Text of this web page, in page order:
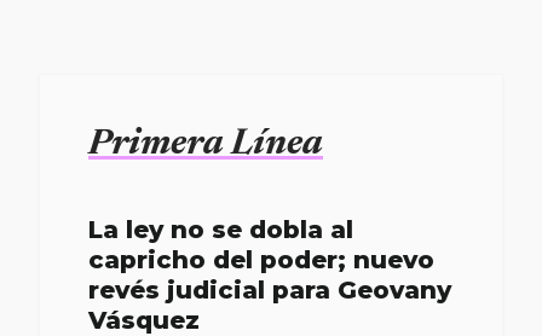
Primera Línea
La ley no se dobla al
capricho del poder; nuevo
revés judicial para Geovany
Vásquez